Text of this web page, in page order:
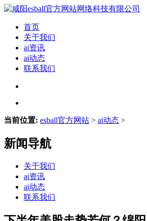
首页
关于我们
ai资讯
ai动态
联系我们
当前位置: esball官方网站 > ai动态 >
新闻导航
关于我们
ai资讯
ai动态
联系我们